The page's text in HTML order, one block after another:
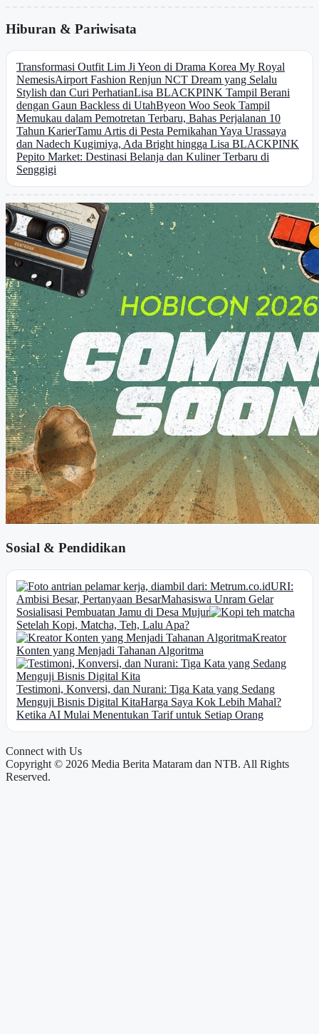
Hiburan & Pariwisata
Transformasi Outfit Lim Ji Yeon di Drama Korea My Royal
NemesisAirport Fashion Renjun NCT Dream yang Selalu
Stylish dan Curi PerhatianLisa BLACKPINK Tampil Berani
dengan Gaun Backless di UtahByeon Woo Seok Tampil
Memukau dalam Pemotretan Terbaru, Bahas Perjalanan 10
Tahun KarierTamu Artis di Pesta Pernikahan Yaya Urassaya
dan Nadech Kugimiya, Ada Bright hingga Lisa BLACKPINK
Pepito Market: Destinasi Belanja dan Kuliner Terbaru di
Senggigi
Sosial & Pendidikan
URI:
Ambisi Besar, Pertanyaan BesarMahasiswa Unram Gelar
Sosialisasi Pembuatan Jamu di Desa Mujur
Setelah Kopi, Matcha, Teh, Lalu Apa?
Kreator
Konten yang Menjadi Tahanan Algoritma
Testimoni, Konversi, dan Nurani: Tiga Kata yang Sedang
Menguji Bisnis Digital KitaHarga Saya Kok Lebih Mahal?
Ketika AI Mulai Menentukan Tarif untuk Setiap Orang
Connect with Us
Copyright © 2026 Media Berita Mataram dan NTB. All Rights
Reserved.